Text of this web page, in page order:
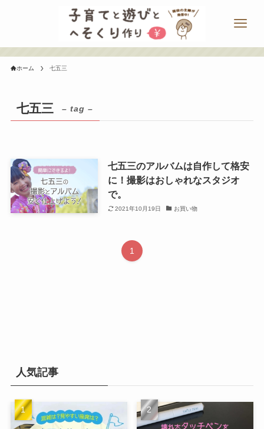
ホーム 七五三
七五三 – tag –
七五三のアルバムは自作して格安
に！撮影はおしゃれなスタジオ
で。
2021年10月19日 お買い物
1
人気記事